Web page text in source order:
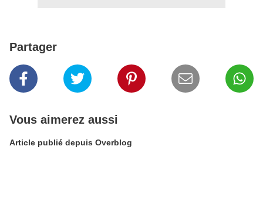
Partager
Vous aimerez aussi
Article publié depuis Overblog